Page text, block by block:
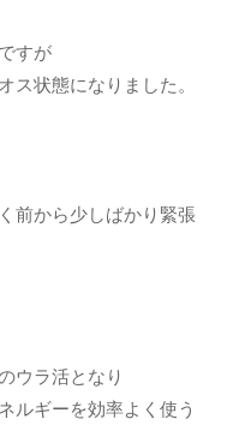
すが
ス状態になりました。
前から少しばかり緊張
ウラ活となり
ルギーを効率よく使う